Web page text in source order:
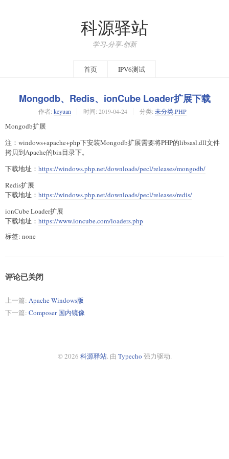
科源驿站
学习-分享-创新
首页 IPV6测试
Mongodb、Redis、ionCube Loader扩展下载
作者: keyuan 时间: 2019-04-24 分类: 未分类PHP
Mongodb扩展
注：windows+apache+php下安装Mongodb扩展需要将PHP的libsasl.dll文件
拷贝到Apache的bin目录下。
下载地址： https://windows.php.net/downloads/pecl/releases/mongodb/
Redis扩展
下载地址： https://windows.php.net/downloads/pecl/releases/redis/
ionCube Loader扩展
下载地址： https://www.ioncube.com/loaders.php
标签: none
评论已关闭
上一篇: Apache Windows版
下一篇: Composer 国内镜像
© 2026 科源驿站. 由 Typecho 强力驱动.